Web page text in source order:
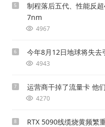
5
制程落后五代、性能反
7nm
4967
6 今年8月12日地球将失
4943
7 运营商干掉了流量卡 他
4270
8 RTX 5090线缆烧黄频繁